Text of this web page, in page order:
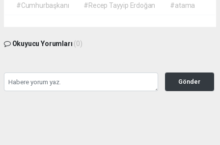
#Cumhurbaşkanı #Recep Tayyip Erdoğan #atama
Okuyucu Yorumları (0)
Gönder